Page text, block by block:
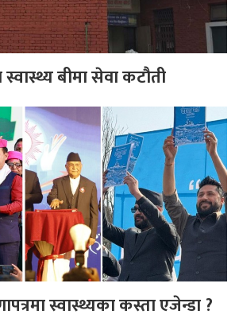
बीमा सेवा कटौती
स्वास्थ्यका कस्ता एजेन्डा ?